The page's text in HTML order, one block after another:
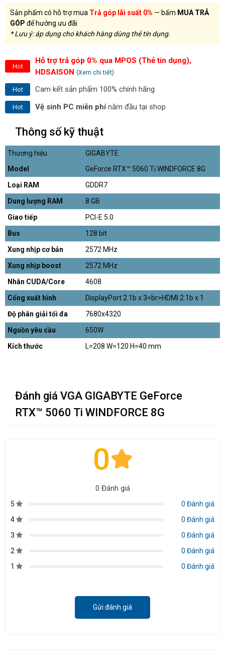
Sản phẩm có hỗ trợ mua Trả góp lãi suất 0% — bấm MUA TRẢ
GÓP để hưởng ưu đãi
* Lưu ý: áp dụng cho khách hàng dùng thẻ tín dụng.
Hot
Hỗ trợ trả góp 0% qua MPOS (Thẻ tín dụng),
HDSAISON (Xem chi tiết)
Hot Cam kết sản phẩm 100% chính hãng
Hot Vệ sinh PC miễn phínăm đầu tại shop
Thông số kỹ thuật
Thương hiệu
GIGABYTE
Model
GeForce RTX™ 5060 Ti WINDFORCE 8G
Loại RAM
GDDR7
Dung lượng RAM
8 GB
Giao tiếp
PCI-E 5.0
Bus
128 bit
Xung nhịp cơ bản
2572 MHz
Xung nhịp boost
2572 MHz
Nhân CUDA/Core
4608
Cổng xuất hình
DisplayPort 2.1b x 3<br>HDMI 2.1b x 1
Độ phân giải tối đa
7680x4320
Nguồn yêu cầu
650W
Kích thước
L=208 W=120 H=40 mm
Đánh giá VGA GIGABYTE GeForce
RTX™ 5060 Ti WINDFORCE 8G
0
0 Đánh giá
5
0 Đánh giá
4
0 Đánh giá
3
0 Đánh giá
2
0 Đánh giá
1
0 Đánh giá
Gửi đánh giá